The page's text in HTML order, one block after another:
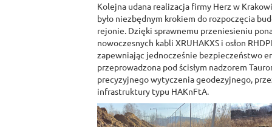
Kolejna udana realizacja firmy Herz w
było niezbędnym krokiem do rozpoczęcia
rejonie. Dzięki sprawnemu przeniesieniu
nowoczesnych kabli XRUHAKXS i osłon
zapewniając jednocześnie bezpieczeństwo
przeprowadzona pod ścisłym nadzorem
precyzyjnego wytyczenia geodezyjnego,
infrastruktury typu HAKnFtA.